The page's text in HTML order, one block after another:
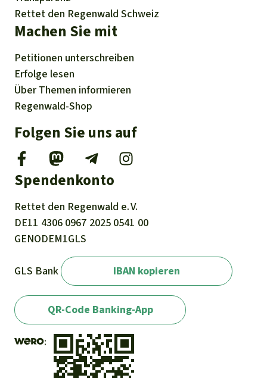
Rettet den Regenwald Schweiz
Machen Sie mit
Petitionen unterschreiben
Erfolge lesen
Über Themen informieren
Regenwald-Shop
Folgen Sie uns auf
Spendenkonto
Rettet den Regenwald e. V.
DE11 4306 0967 2025 0541 00
GENODEM1GLS
GLS Bank IBAN kopieren
QR-Code Banking-App